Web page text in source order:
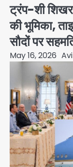
ट्रंप-शी शिखर
की भूमिका,
सौदों पर
May 16, 2026